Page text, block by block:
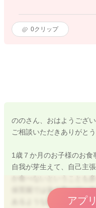
0クリップ
ののさん、おはようござい
ご相談いただきありがとう
1歳７か月のお子様のお食
自我が芽生えて、自己主
か食べないということも
保育園では良く食べてい
あるようなので、食べな
アプ